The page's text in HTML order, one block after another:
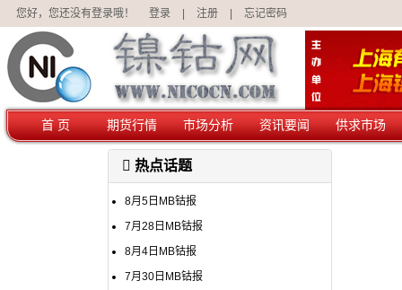
您好，您还没有登录哦！ 登录 注册 忘记密码
首 页 期货行情 市场分析 资讯要闻 供求市场
热点话题
8月5日MB钴报
7月28日MB钴报
8月4日MB钴报
7月30日MB钴报